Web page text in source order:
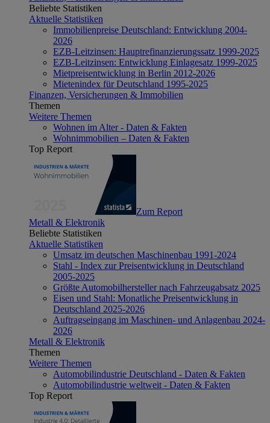
Beliebte Statistiken
Aktuelle Statistiken
Immobilienpreise Deutschland: Entwicklung 2004-
2026
EZB-Leitzinsen: Hauptrefinanzierungssatz 1999-2025
EZB-Leitzinsen: Entwicklung Einlagesatz 1999-2025
Mietpreisentwicklung in Berlin 2012-2026
Mietenindex für Deutschland 1995-2025
Finanzen, Versicherungen & Immobilien
Themen
Weitere Themen
Wohnen im Alter - Daten & Fakten
Wohnimmobilien – Daten & Fakten
Top Report
Zum Report
Metall & Elektronik
Beliebte Statistiken
Aktuelle Statistiken
Umsatz im deutschen Maschinenbau 1991-2024
Stahl - Index zur Preisentwicklung in Deutschland
2005-2025
Größte Automobilhersteller nach Fahrzeugabsatz 2025
Eisen und Stahl: Monatliche Preisentwicklung in
Deutschland 2025-2026
Auftragseingang im Maschinen- und Anlagenbau 2024-
2026
Metall & Elektronik
Themen
Weitere Themen
Automobilindustrie Deutschland - Daten & Fakten
Automobilindustrie weltweit - Daten & Fakten
Top Report